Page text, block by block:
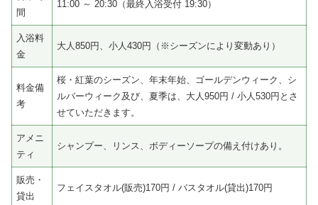
間
11:00 ～ 20:30（最終入浴受付 19:30）
入浴料
金
大人850円、小人430円（※シーズンにより変動あり）
料金備
考
桜・紅葉のシーズン、年末年始、ゴールデンウィーク、シ
ルバーウィーク及び、夏季は、大人950円 / 小人530円とさ
せていただきます。
アメニ
ティ
シャンプー、リンス、ボディーソープの備え付けあり。
販売・
貸出
フェイスタオル(販売)170円 / バスタオル(貸出)170円